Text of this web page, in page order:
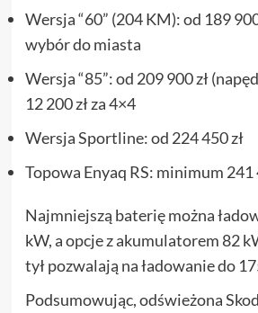
Wersja “60” (204 KM): od 189
wybór do miasta
Wersja “85”: od 209 900 zł
12 200 zł za 4×4
Wersja Sportline: od 224 450 zł
Topowa Enyaq RS: minimum 241
Najmniejszą baterię można
kW, a opcje z akumulatorem 82
tył pozwalają na ładowanie do
Podsumowując, odświeżona